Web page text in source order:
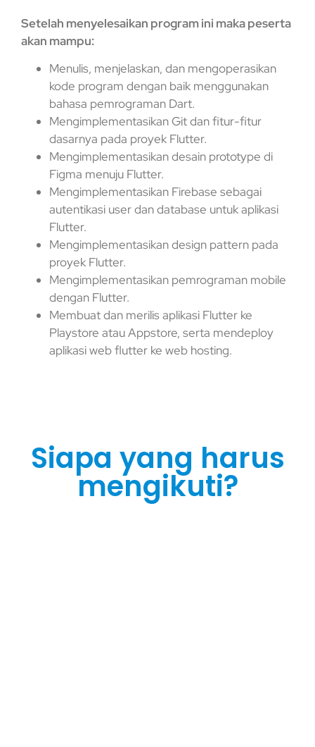
Setelah menyelesaikan program ini maka peserta
akan mampu:
Menulis, menjelaskan, dan mengoperasikan
kode program dengan baik menggunakan
bahasa pemrograman Dart.
Mengimplementasikan Git dan fitur-fitur
dasarnya pada proyek Flutter.
Mengimplementasikan desain prototype di
Figma menuju Flutter.
Mengimplementasikan Firebase sebagai
autentikasi user dan database untuk aplikasi
Flutter.
Mengimplementasikan design pattern pada
proyek Flutter.
Mengimplementasikan pemrograman mobile
dengan Flutter.
Membuat dan merilis aplikasi Flutter ke
Playstore atau Appstore, serta mendeploy
aplikasi web flutter ke web hosting.
Siapa yang harus
mengikuti?